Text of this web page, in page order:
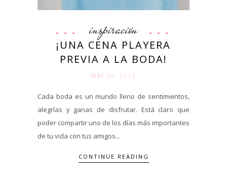
inspiración
¡UNA CENA PLAYERA
PREVIA A LA BODA!
MAY 30. 2013
Cada boda es un mundo lleno de sentimientos,
alegrías y ganas de disfrutar. Está claro que
poder compartir uno de los días más importantes
de tu vida con tus amigos...
CONTINUE READING